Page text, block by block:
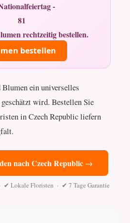
-
81
rechtzeitig bestellen.
bestellen
ein universelles
wird. Bestellen Sie
in Czech Republic liefern
nach Czech Republic →
✔ Lokale Floristen · ✔ 7 Tage Garantie